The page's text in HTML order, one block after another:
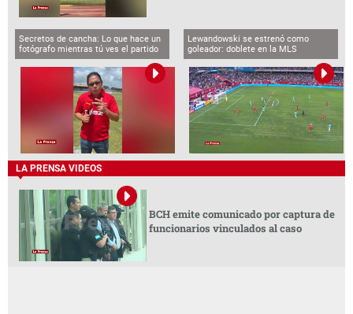
Secretos de cancha: Lo que hace un
fotógrafo mientras tú ves el partido
Lewandowski se estrenó como
goleador: doblete en la MLS
LA PRENSA VIDEOS
BCH emite comunicado por captura de
funcionarios vinculados al caso